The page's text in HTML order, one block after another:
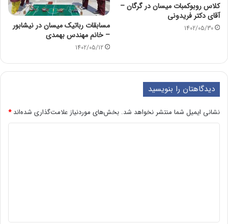
کلاس روبوکمبات میسان در گرگان –
آقای دکتر فریدونی
1402/05/30
مسابقات رباتیک میسان در نیشابور
– خانم مهندس بهمدی
1402/05/12
دیدگاهتان را بنویسید
نشانی ایمیل شما منتشر نخواهد شد. بخش‌های موردنیاز علامت‌گذاری شده‌اند*
*